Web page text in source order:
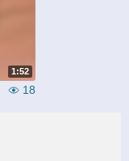
1:52
18